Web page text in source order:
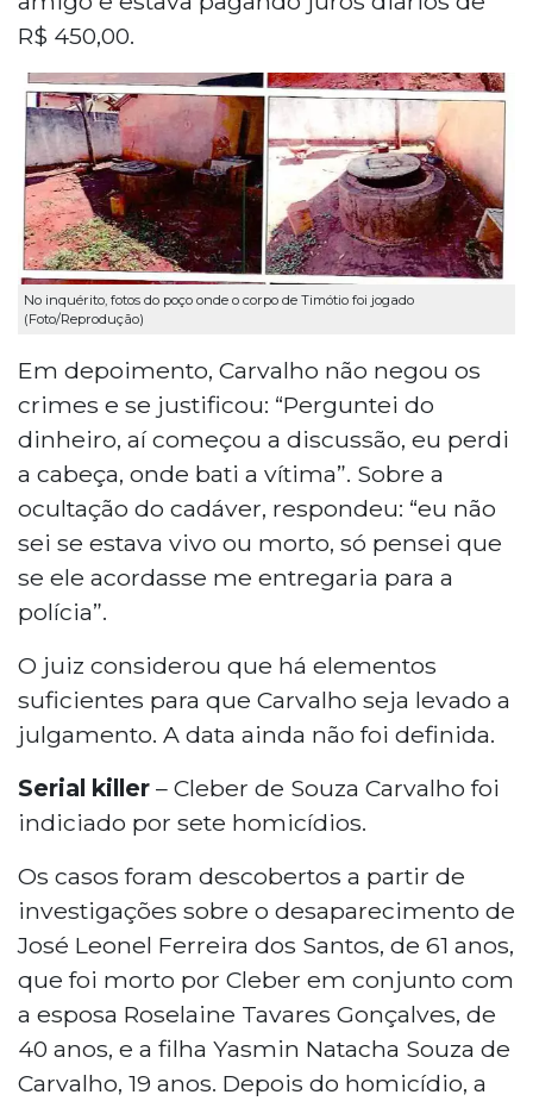
R$ 450,00.
No inquérito, fotos do poço onde o corpo de Timótio foi jogado
(Foto/Reprodução)
Em depoimento, Carvalho não negou os
crimes e se justificou: “Perguntei do
dinheiro, aí começou a discussão, eu perdi
a cabeça, onde bati a vítima”. Sobre a
ocultação do cadáver, respondeu: “eu não
sei se estava vivo ou morto, só pensei que
se ele acordasse me entregaria para a
polícia”.
O juiz considerou que há elementos
suficientes para que Carvalho seja levado a
julgamento. A data ainda não foi definida.
Serial killer – Cleber de Souza Carvalho foi
indiciado por sete homicídios.
Os casos foram descobertos a partir de
investigações sobre o desaparecimento de
José Leonel Ferreira dos Santos, de 61 anos,
que foi morto por Cleber em conjunto com
a esposa Roselaine Tavares Gonçalves, de
40 anos, e a filha Yasmin Natacha Souza de
Carvalho, 19 anos. Depois do homicídio, a